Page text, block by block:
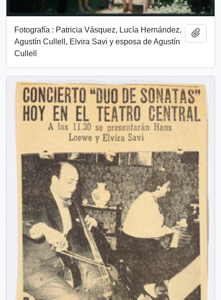
Fotografía : Patricia Vásquez, Lucía Hernández,
Agustín Cullell, Elvira Savi y esposa de Agustín
Cullell